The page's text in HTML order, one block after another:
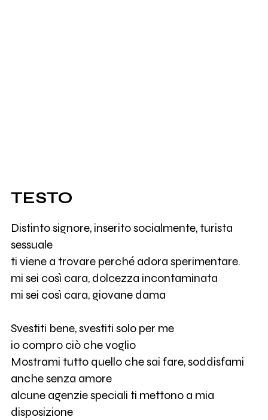
TESTO
Distinto signore, inserito socialmente, turista
sessuale
ti viene a trovare perché adora sperimentare.
mi sei così cara, dolcezza incontaminata
mi sei così cara, giovane dama
Svestiti bene, svestiti solo per me
io compro ciò che voglio
Mostrami tutto quello che sai fare, soddisfami
anche senza amore
alcune agenzie speciali ti mettono a mia
disposizione